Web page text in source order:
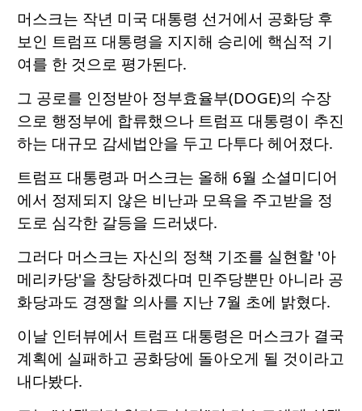
머스크는 작년 미국 대통령 선거에서 공화당 후
보인 트럼프 대통령을 지지해 승리에 핵심적 기
여를 한 것으로 평가된다.
그 공로를 인정받아 정부효율부(DOGE)의 수장
으로 행정부에 합류했으나 트럼프 대통령이 추진
하는 대규모 감세법안을 두고 다투다 헤어졌다.
트럼프 대통령과 머스크는 올해 6월 소셜미디어
에서 정제되지 않은 비난과 모욕을 주고받을 정
도로 심각한 갈등을 드러냈다.
그러다 머스크는 자신의 정책 기조를 실현할 '아
메리카당'을 창당하겠다며 민주당뿐만 아니라 공
화당과도 경쟁할 의사를 지난 7월 초에 밝혔다.
이날 인터뷰에서 트럼프 대통령은 머스크가 결국
계획에 실패하고 공화당에 돌아오게 될 것이라고
내다봤다.